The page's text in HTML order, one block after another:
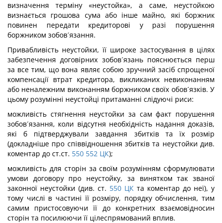
визначення терміну «неустойка», а саме, неустойкою
визнається грошова сума або інше майно, які боржник
повинен передати кредиторові у разі порушення
боржником зобов´язання.
Привабливість неустойки, її широке застосування в цілях
забезпечення договірних зобов´язань пояснюється перш
за все тим, що вона являє собою зручний засіб спрощеної
компенсації втрат кредитора, викликаних невиконанням
або неналежним виконанням боржником своїх обов´язків. У
цьому розумінні неустойці притаманні слідуючі риси:
можливість стягнення неустойки за сам факт порушення
зобов´язання, коли відсутня необхідність надання доказів,
які б підтверджували завдання збитків та їх розмір
(докладніше про співвідношення збитків та неустойки див.
коментар до ст.ст. 550 552 ЦК);
можливість для сторін за своїм розумінням сформулювати
умови договору про неустойку, за винятком так званої
законної неустойки (див. ст. 550 ЦК та коментар до неї), у
тому числі в частині її розміру, порядку обчислення, тим
самим пристосовуючи її до конкретних взаємовідносин
сторін та посилюючи її цілеспрямований вплив.